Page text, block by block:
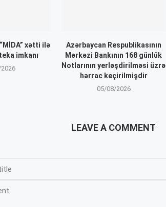
xətti ilə
imkanı
Azərbaycan Respublikasının
Mərkəzi Bankının 168 günlük
Notlarının yerləşdirilməsi üzrə
hərrac keçirilmişdir
05/08/2026
LEAVE A COMMENT